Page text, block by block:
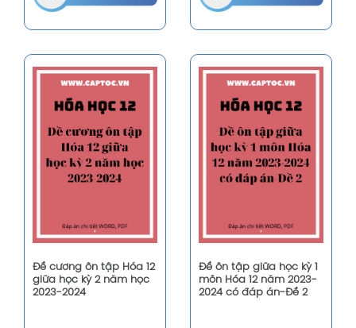
Đề cương ôn tập Hóa 12
giữa học kỳ 2 năm học
2023-2024
Đề ôn tập giữa học kỳ 1
môn Hóa 12 năm 2023-
2024 có đáp án-Đề 2